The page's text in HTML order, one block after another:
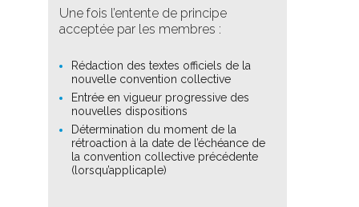
Une fois l’entente de principe
acceptée par les membres :
Rédaction des textes officiels de la
nouvelle convention collective
Entrée en vigueur progressive des
nouvelles dispositions
Détermination du moment de la
rétroaction à la date de l’échéance de
la convention collective précédente
(lorsqu’applicaple)